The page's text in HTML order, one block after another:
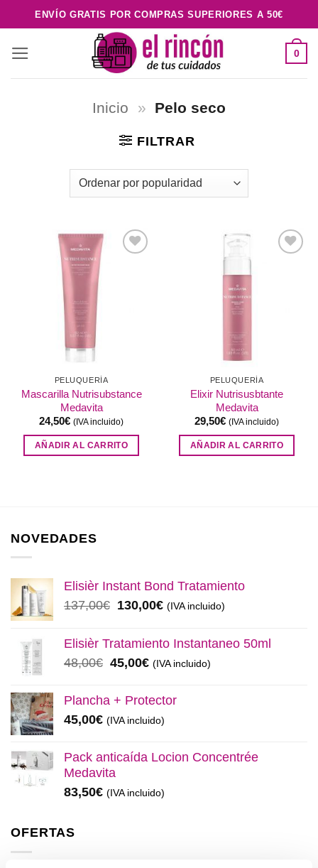
al
contenido
ENVÍO GRATIS POR COMPRAS SUPERIORES A 50€
0
Inicio » Pelo seco
FILTRAR
PELUQUERÍA
Mascarilla Nutrisubstance
Medavita
24,50€ (IVA incluido)
AÑADIR AL CARRITO
PELUQUERÍA
Elixir Nutrisusbtante
Medavita
29,50€ (IVA incluido)
AÑADIR AL CARRITO
NOVEDADES
Elisièr Instant Bond Tratamiento
137,00€ El
original
137,00€.
130,00€El
actual
130,00€.
(IVA incluido)
Elisièr Tratamiento Instantaneo 50ml
48,00€ El
original
48,00€.
45,00€El
actual
45,00€.
(IVA incluido)
Plancha + Protector
45,00€ (IVA incluido)
Pack anticaída Locion Concentrée
Medavita
83,50€ (IVA incluido)
OFERTAS